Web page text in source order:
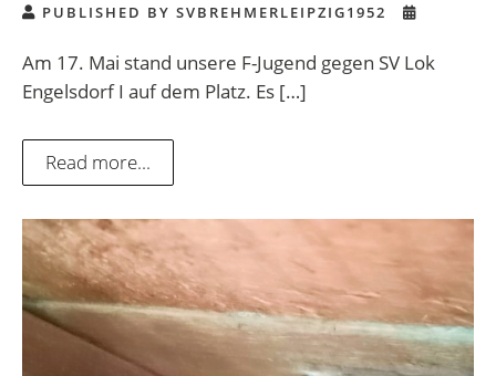
PUBLISHED BY SVBREHMERLEIPZIG1952
Am 17. Mai stand unsere F-Jugend gegen SV Lok
Engelsdorf I auf dem Platz. Es […]
Read more...